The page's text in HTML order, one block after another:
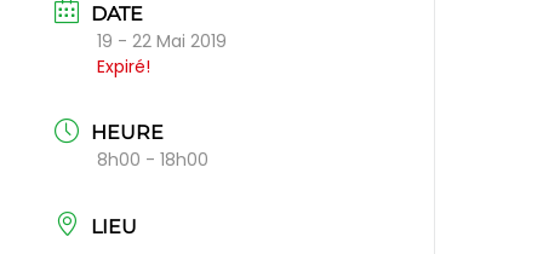
DATE
19 - 22 Mai 2019
Expiré!
HEURE
8h00 - 18h00
LIEU